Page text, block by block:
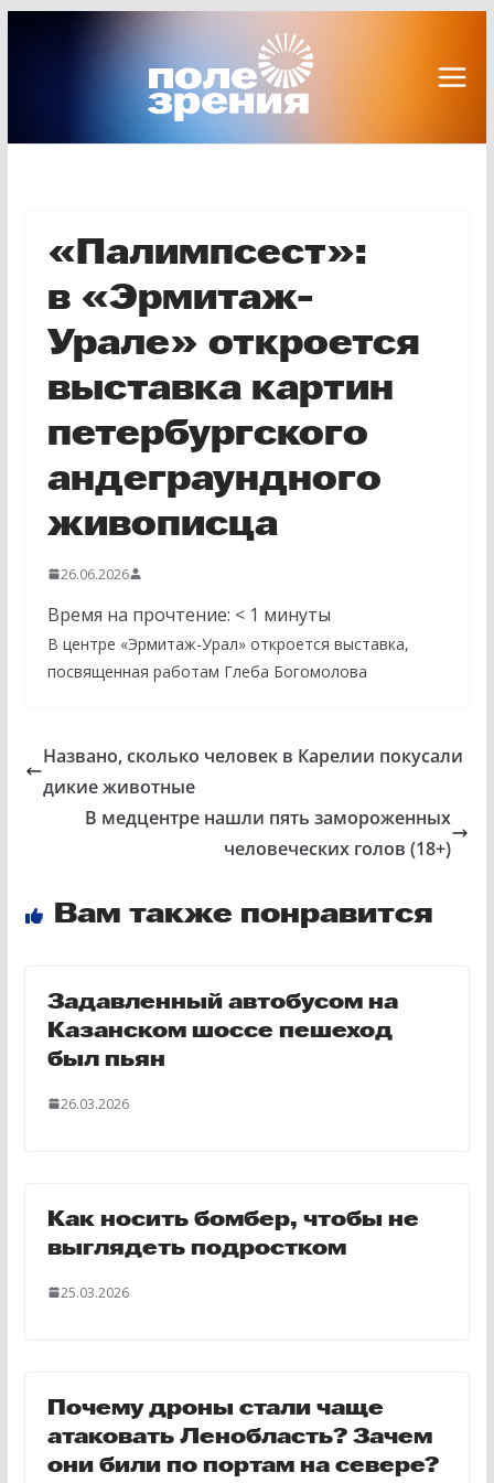
«Палимпсест»:
в «Эрмитаж-
Урале» откроется
выставка картин
петербургского
андеграундного
живописца
26.06.2026
Время на прочтение: < 1 минуты
В центре «Эрмитаж-Урал» откроется выставка,
посвященная работам Глеба Богомолова
Названо, сколько человек в Карелии покусали
дикие животные
В медцентре нашли пять замороженных
человеческих голов (18+)
Вам также понравится
Задавленный автобусом на
Казанском шоссе пешеход
был пьян
26.03.2026
Как носить бомбер, чтобы не
выглядеть подростком
25.03.2026
Почему дроны стали чаще
атаковать Ленобласть? Зачем
они били по портам на севере?